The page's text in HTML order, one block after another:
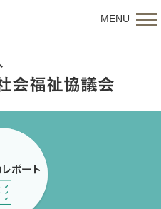
MENU